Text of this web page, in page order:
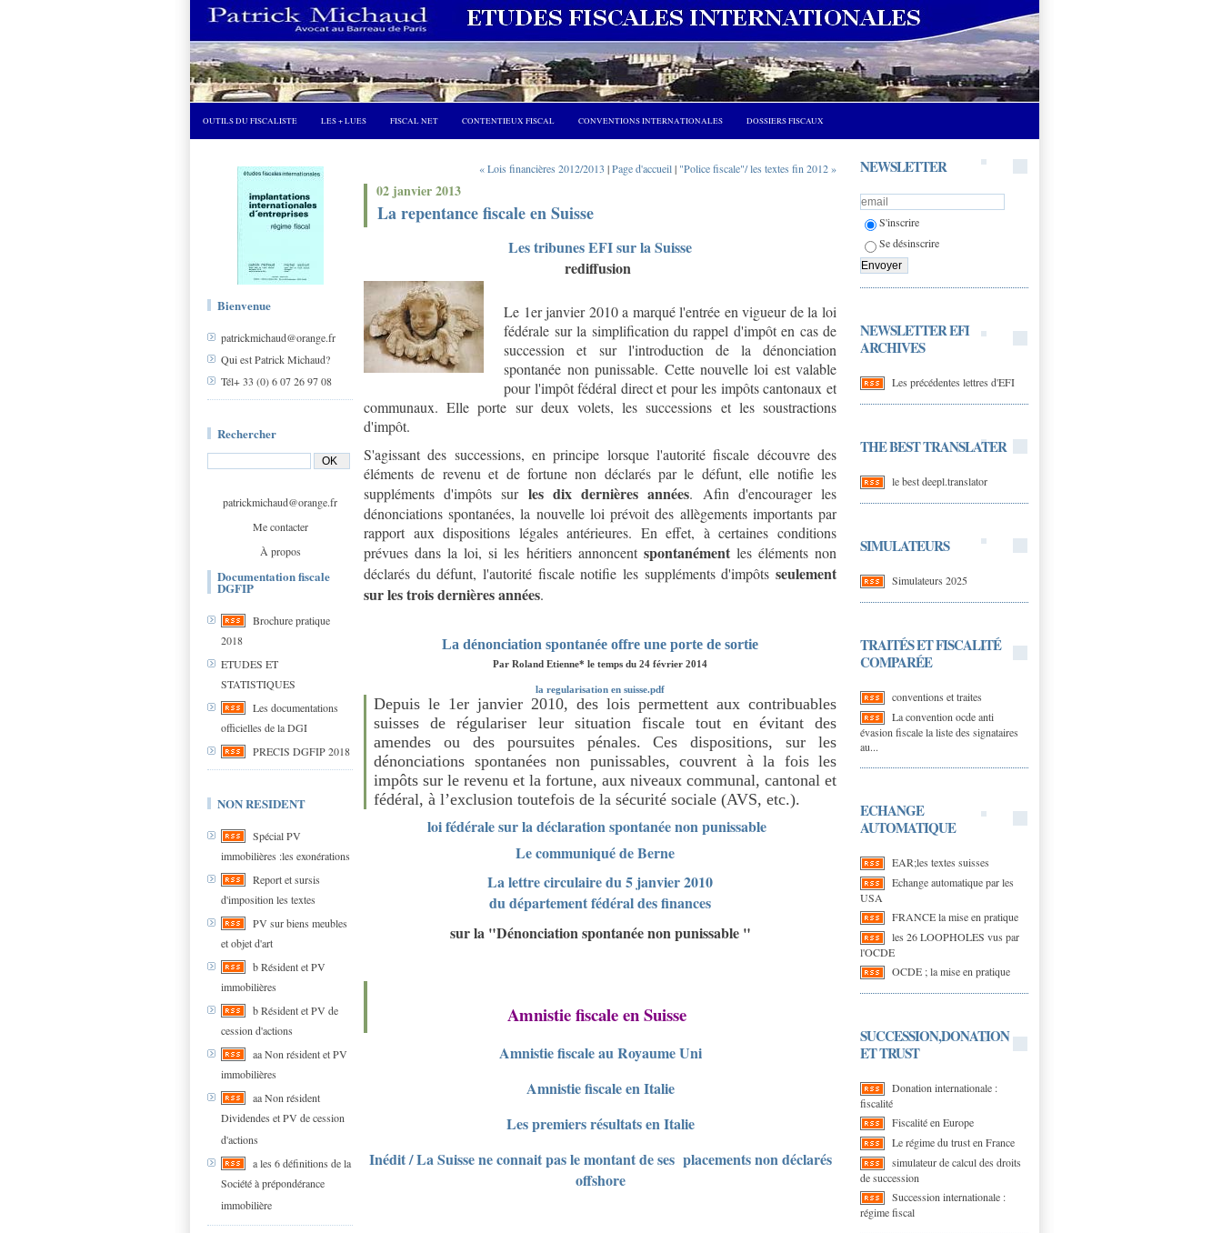
OUTILS DU FISCALISTE LES + LUES FISCAL NET CONTENTIEUX FISCAL CONVENTIONS INTERNATIONALES DOSSIERS FISCAUX
Bienvenue
patrickmichaud@orange.fr
Qui est Patrick Michaud?
Tél+ 33 (0) 6 07 26 97 08
Rechercher
patrickmichaud@orange.fr
Me contacter
À propos
Documentation fiscale
DGFIP
Brochure pratique
2018
ETUDES ET
STATISTIQUES
Les documentations
officielles de la DGI
PRECIS DGFIP 2018
NON RESIDENT
Spécial PV
immobilières :les exonérations
Report et sursis
d'imposition les textes
PV sur biens meubles
et objet d'art
b Résident et PV
immobilières
b Résident et PV de
cession d'actions
aa Non résident et PV
immobilières
aa Non résident
Dividendes et PV de cession
d'actions
a les 6 définitions de la
Société à prépondérance
immobilière
NEWSLETTER
S'inscrire
Se désinscrire
NEWSLETTER EFI
ARCHIVES
Les précédentes lettres d'EFI
THE BEST TRANSLATER
le best deepl.translator
SIMULATEURS
Simulateurs 2025
TRAITÉS ET FISCALITÉ
COMPARÉE
conventions et traites
La convention ocde anti
évasion fiscale la liste des signataires
au...
ECHANGE
AUTOMATIQUE
EAR;les textes suisses
Echange automatique par les
USA
FRANCE la mise en pratique
les 26 LOOPHOLES vus par
l'OCDE
OCDE ; la mise en pratique
SUCCESSION,DONATION
ET TRUST
Donation internationale :
fiscalité
Fiscalité en Europe
Le régime du trust en France
simulateur de calcul des droits
de succession
Succession internationale :
régime fiscal
« Lois financières 2012/2013 |Page d'accueil| "Police fiscale"/ les textes fin 2012 »
02 janvier 2013
La repentance fiscale en Suisse
Les tribunes EFI sur la Suisse
rediffusion
Le 1er janvier 2010 a marqué l'entrée en vigueur de la loi
fédérale sur la simplification du rappel d'impôt en cas de
succession et sur l'introduction de la dénonciation
spontanée non punissable. Cette nouvelle loi est valable
pour l'impôt fédéral direct et pour les impôts cantonaux et
communaux. Elle porte sur deux volets, les successions et les soustractions
d'impôt.
S'agissant des successions, en principe lorsque l'autorité fiscale découvre des
éléments de revenu et de fortune non déclarés par le défunt, elle notifie les
suppléments d'impôts sur les dix dernières années. Afin d'encourager les
dénonciations spontanées, la nouvelle loi prévoit des allègements importants par
rapport aux dispositions légales antérieures. En effet, à certaines conditions
prévues dans la loi, si les héritiers annoncent spontanémentles éléments non
déclarés du défunt, l'autorité fiscale notifie les suppléments d'impôts seulement
sur les trois dernières années.
La dénonciation spontanée offre une porte de sortie
Par Roland Etienne* le temps du 24 février 2014
la regularisation en suisse.pdf
Depuis le 1er janvier 2010, des lois permettent aux contribuables
suisses de régulariser leur situation fiscale tout en évitant des
amendes ou des poursuites pénales. Ces dispositions, sur les
dénonciations spontanées non punissables, couvrent à la fois les
impôts sur le revenu et la fortune, aux niveaux communal, cantonal et
fédéral, à l’exclusion toutefois de la sécurité sociale (AVS, etc.).
loi fédérale sur la déclaration spontanée non punissable
Le communiqué de Berne
La lettre circulaire du 5 janvier 2010
du département fédéral des finances
sur la "Dénonciation spontanée non punissable "
Amnistie fiscale en Suisse
Amnistie fiscale au Royaume Uni
Amnistie fiscale en Italie
Les premiers résultats en Italie
Inédit / La Suisse ne connait pas le montant de ses placements non déclarés
offshore